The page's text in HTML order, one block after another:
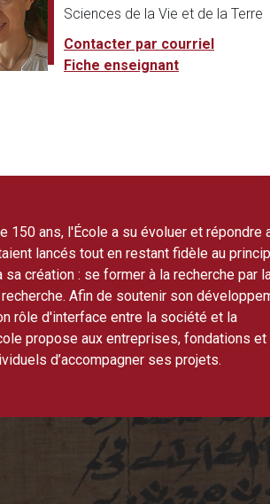
Sciences de la Vie et de la Terre
Contacter par courriel
Fiche enseignant
150 ans, l'École a su évoluer et répondre
lancés tout en restant fidèle au
sa création : se former à la recherche par
Afin de soutenir son
rôle d'interface entre la société et la
propose aux entreprises, fondations et
d’accompagner ses projets.